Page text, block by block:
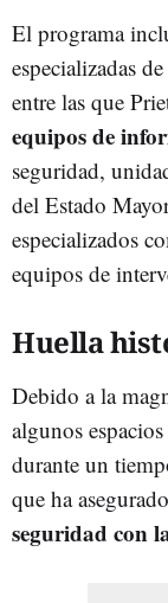
El programa
especializadas
entre las que
equipos de
seguridad,
del Estado
especializados
equipos de
Huella
Debido a la
algunos
durante un
que ha
seguridad con